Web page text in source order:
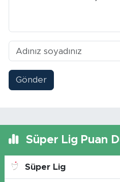
Gönder
Süper Lig Puan
Süper Lig